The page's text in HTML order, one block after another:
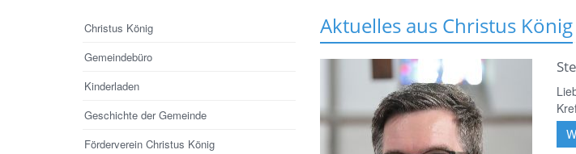
Aktuelles aus Christus König
Christus König
Gemeindebüro
Kinderladen
Geschichte der Gemeinde
Förderverein Christus König